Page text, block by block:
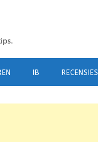
IB RECENSIES